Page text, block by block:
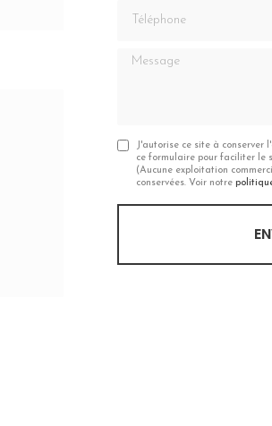
Message
J'autorise ce site à conserver
ce formulaire pour faciliter le
(Aucune exploitation
conservées. Voir notre